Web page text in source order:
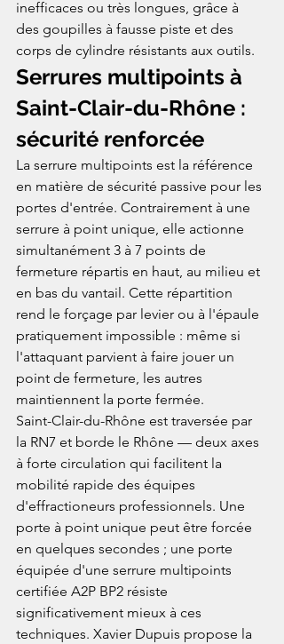
inefficaces ou très longues, grâce à
des goupilles à fausse piste et des
corps de cylindre résistants aux outils.
Serrures multipoints à
Saint-Clair-du-Rhône :
sécurité renforcée
La serrure multipoints est la référence
en matière de sécurité passive pour les
portes d'entrée. Contrairement à une
serrure à point unique, elle actionne
simultanément 3 à 7 points de
fermeture répartis en haut, au milieu et
en bas du vantail. Cette répartition
rend le forçage par levier ou à l'épaule
pratiquement impossible : même si
l'attaquant parvient à faire jouer un
point de fermeture, les autres
maintiennent la porte fermée.
Saint-Clair-du-Rhône est traversée par
la RN7 et borde le Rhône — deux axes
à forte circulation qui facilitent la
mobilité rapide des équipes
d'effractioneurs professionnels. Une
porte à point unique peut être forcée
en quelques secondes ; une porte
équipée d'une serrure multipoints
certifiée A2P BP2 résiste
significativement mieux à ces
techniques. Xavier Dupuis propose la